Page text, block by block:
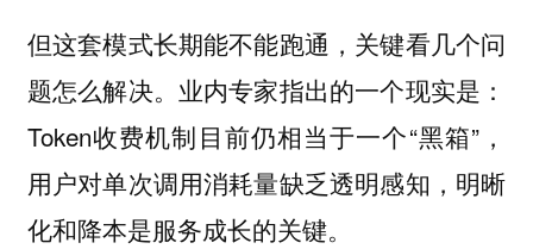
但这套模式长期能不能跑通，关键看几个问
题怎么解决。业内专家指出的一个现实是：
Token收费机制目前仍相当于一个“黑箱”，
用户对单次调用消耗量缺乏透明感知，明晰
化和降本是服务成长的关键。